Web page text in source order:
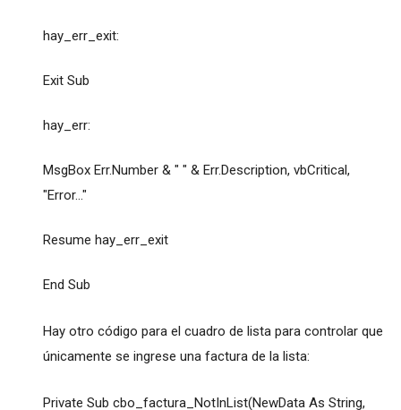
hay_err_exit:
Exit Sub
hay_err:
MsgBox Err.Number & " " & Err.Description, vbCritical,
"Error..."
Resume hay_err_exit
End Sub
Hay otro código para el cuadro de lista para controlar que
únicamente se ingrese una factura de la lista:
Private Sub cbo_factura_NotInList(NewData As String,